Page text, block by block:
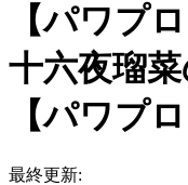
【パワプ
十六夜瑠
【パワプロ
最終更新: